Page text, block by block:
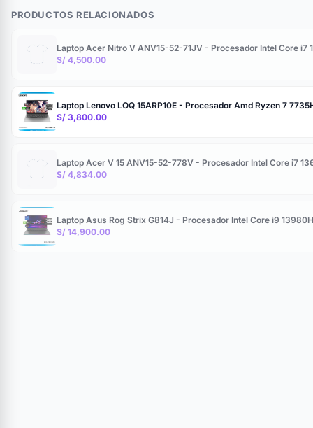
PRODUCTOS RELACIONADOS
Laptop Acer Nitro V ANV15-52-71JV - Procesador Intel Core
S/ 4,500.00
Laptop Lenovo LOQ 15ARP10E - Procesador Amd Ryzen 7
S/ 3,800.00
Laptop Acer V 15 ANV15-52-778V - Procesador Intel Core i7
S/ 4,834.00
Laptop Asus Rog Strix G814J - Procesador Intel Core i9
S/ 14,900.00